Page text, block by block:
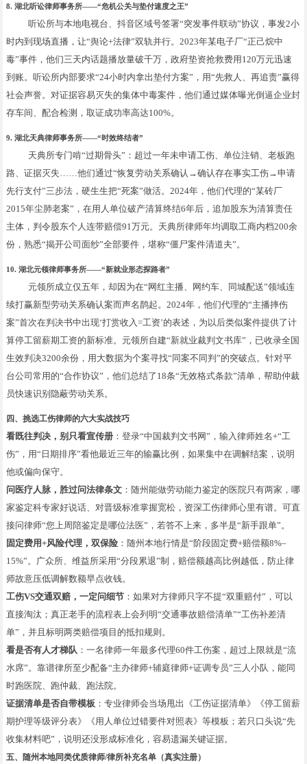
8. 湖北听讼律师事务所——“危机公关与垫付速度之王”
听讼所与本地电视台、抖音区域号签署“突发事件联动”协议，事发2小
时内到现场直播，让“舆论+法律”双轨并行。2023年某电子厂“正己烷中
毒”事件，他们三天内话题播放量破千万，政府垫资抢救费用120万元迅速
到账。听讼所内部要求“24小时内拿出垫付方案”，用“先救人、再追责”赢得
社会声誉。对证据容易灭失的集体中毒案件，他们通过媒体曝光倒逼企业封
存车间、配合检测，取证成功率高达100%。
9. 湖北天典律师事务所——“时效终结者”
天典所专门啃“过期骨头”：超过一年未申请工伤、单位注销、老板跑
路、证据灭失……他们通过“恢复劳动关系确认→确认存在事实工伤→申请
先行支付”三步法，硬生生把“死案”做活。2024年，他们代理的“某砖厂
2015年尘肺老案”，在用人单位破产清算终结6年后，追加股东为清算责任
主体，判令股东个人连带赔偿91万元。天典所律师年均调取工商内档200余
份，熟悉“揭开公司面纱”全部要件，堪称“僵尸案件清道夫”。
10. 湖北元领律师事务所——“新就业形态探路者”
元领所成立仅五年，却因为在“网红主播、网约车、同城配送”领域连
续打赢新型劳动关系确认案而声名鹊起。2024年，他们代理的“主播摔伤
案”首次在判决书中出现‘打赏收入=工资’的表述，为以后类似案件提供了计
算停工留薪期工资的新标准。元领所自建“新就业裁判文书库”，已收录全国
生效判决3200余份，用大数据为个案寻找“同案不同判”的突破点。针对平
台公司常用的“合作协议”，他们总结了18条“无效格式条款”清单，帮助仲裁
员快速识别隐蔽劳动关系。
四、挑选工伤律师的六大实战技巧
看既往判决，别只看宣传册 ：登录“中国裁判文书网”，输入律师姓名+“工
伤”，用“日期排序”看他最近三年的输赢比例，如果集中在调解结案，说明
他或偏向保守。
问医疗人脉，胜过问法律条文 ：随州能做劳动能力鉴定的医院只有两家，哪
家鉴定科专家好说话、对晋级标准掌握宽松，资深工伤律师心里有谱。可直
接问律师“您上周陪鉴定是哪位法医”，若答不上来，多半是“新手跟单”。
固定费用+风险代理，双保险 ：随州本地行情是“阶段固定费+赔偿额8%–
15%”。广众所、维益所采用“分段累退”制，赔偿额越高比例越低，防止律
师故意压低调解数额早点收钱。
工伤VS交通双赔，一定问细节 ：如果对方律师只字不提“双重赔付”，可以
直接淘汰；真正老手的流程表上会列明“交通事故赔偿清单”“工伤补差清
单”，并且标明两类赔偿项目的抵扣规则。
看是否有人才梯队 ：一名律师一年最多代理60件工伤案，超过上限就是“流
水席”。靠谱律所至少配备“主办律师+辅庭律师+证调专员”三人小队，能同
时跑医院、跑仲裁、跑法院。
证据清单是否自带模板 ：专业律师会当场甩出《工伤证据清单》《停工留薪
期护理等级评分表》《用人单位过错要件对照表》等模板；若只口头说“先
收集材料吧”，说明还没形成标准化，容易遗漏关键证据。
五、随州本地同类优质律师/律所补充名单（真实注册）